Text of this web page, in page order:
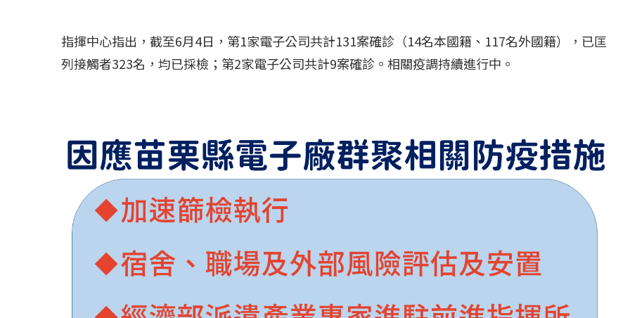
指揮中心指出，截至6月4日，第1家電子公司共計131案確診（14名本國籍、 117名外國籍），已匡
列接觸者323名，均已採檢；第2家電子公司共計9案確診。相關疫調持續進行中。